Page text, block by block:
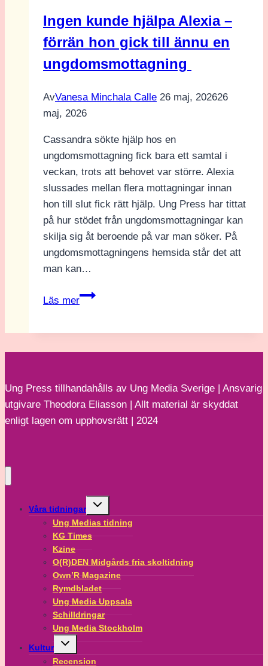
Eurovision
Ingen kunde hjälpa Alexia –
förrän hon gick till ännu en
ungdomsmottagning
AvVanesa Minchala Calle 26 maj, 202626
maj, 2026
Cassandra sökte hjälp hos en
ungdomsmottagning fick bara ett samtal i
veckan, trots att behovet var större. Alexia
slussades mellan flera mottagningar innan
hon till slut fick rätt hjälp. Ung Press har tittat
på hur stödet från ungdomsmottagningar kan
skilja sig åt beroende på var man söker. På
ungdomsmottagningens hemsida står det att
man kan…
Läs mer
Ingen
hon
gick
till
Ung Press tillhandahålls av Ung Media Sverige | Ansvarig
utgivare Theodora Eliasson | Allt material är skyddat
enligt lagen om upphovsrätt | 2024
Våra tidningar
Toggle
menu
Ung Medias tidning
KG Times
Kzine
O(R)DEN Midgårds fria skoltidning
Own’R Magazine
Rymdbladet
Ung Media Uppsala
Schilldringar
Ung Media Stockholm
Kultur
Toggle
menu
Recension